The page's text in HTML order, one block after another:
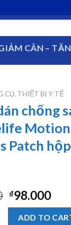
CÂN –
CỤ, THIẾT BỊ Y TẾ
chống
Motion
Patch
₫98.000
ADD TO